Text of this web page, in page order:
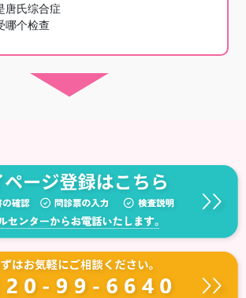
唐氏综合症
哪个检查